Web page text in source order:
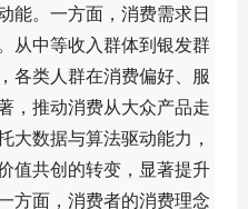
能。一方面，消费需求日
从中等收入群体到银发群
各类人群在消费偏好、服
，推动消费从大众产品走
大数据与算法驱动能力，
值共创的转变，显著提升
方面，消费者的消费理念